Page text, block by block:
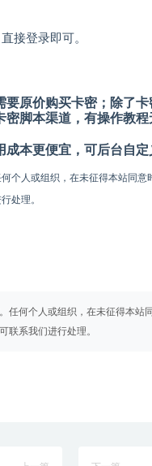
接登录即可。
原价购买卡密；除了
脚本渠道，有操作教程
本更便宜，可后台自
个人或组织，在未征得本站同
处理。
任何个人或组织，在未征得本
联系我们进行处理。